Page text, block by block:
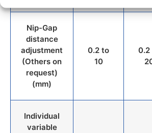
Nip-Gap
distance
adjustment
(Others on
request)
(mm)
0.2 to
10
0.2
Individual
variable